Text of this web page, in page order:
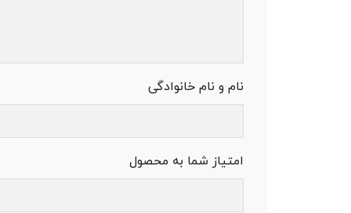
نام و نام خانوادگی
امتیاز شما به محصول